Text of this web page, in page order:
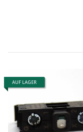
AUF LAGER